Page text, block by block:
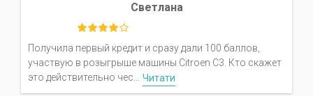
Светлана
Получила первый кредит и сразу дали 100 баллов,
участвую в розыгрыше машины Citroen C3. Кто скажет
это действительно чес... Читати